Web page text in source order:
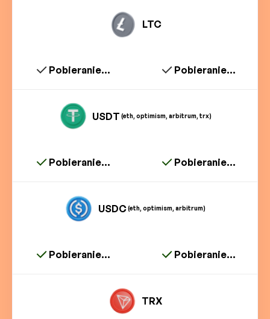
LTC
Pobieranie... Pobieranie...
USDT (eth, optimism, arbitrum, trx)
Pobieranie... Pobieranie...
USDC(eth, optimism, arbitrum)
Pobieranie... Pobieranie...
TRX